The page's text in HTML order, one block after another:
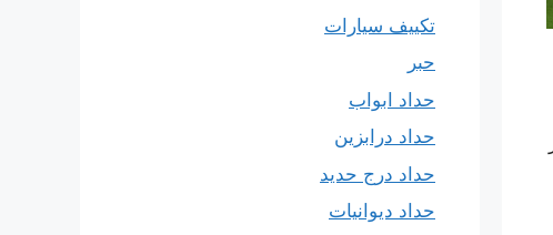
تكييف سيارات
حبر
حداد ابواب
حداد درابزين
حداد درج حديد
حداد ديوانيات